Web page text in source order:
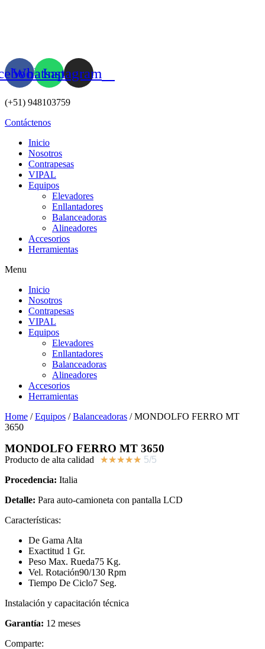
WhatsappInstagram
(+51) 948103759
Contáctenos
Inicio
Nosotros
Contrapesas
VIPAL
Equipos
Elevadores
Enllantadores
Balanceadoras
Alineadores
Accesorios
Herramientas
Menu
Inicio
Nosotros
Contrapesas
VIPAL
Equipos
Elevadores
Enllantadores
Balanceadoras
Alineadores
Accesorios
Herramientas
Home /Equipos /Balanceadoras / MONDOLFO FERRO MT
3650
MONDOLFO FERRO MT 3650
Producto de alta calidad ★★★★★ 5/5
Procedencia: Italia
Detalle: Para auto-camioneta con pantalla LCD
Características:
De Gama Alta
Exactitud 1 Gr.
Peso Max. Rueda75 Kg.
Vel. Rotación90/130 Rpm
Tiempo De Ciclo7 Seg.
Instalación y capacitación técnica
Garantía: 12 meses
Comparte: